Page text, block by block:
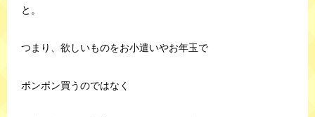
と。
つまり、欲しいものをお小遣いやお年玉で
ポンポン買うのではなく